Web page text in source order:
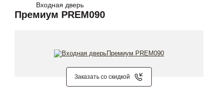
Входная дверь
Премиум PREM090
Заказать со скидкой